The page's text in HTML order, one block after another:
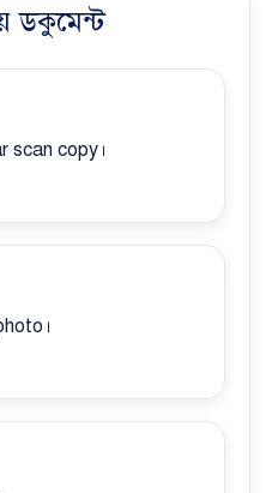
ডকুমেন্ট
scan copy।